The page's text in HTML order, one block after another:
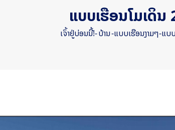
ແບບເຮືອນໂມເດິ
ເຈົ້າຢູ່ບ່ອນນີ້!-ບ້ານ-ແບບເຮືອນງາມໆ-ແບ